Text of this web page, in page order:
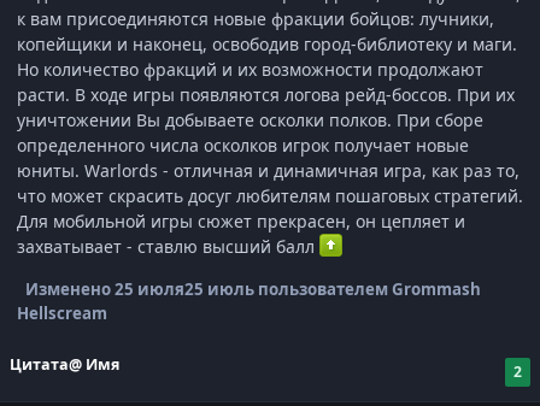
к вам присоединяются новые фракции бойцов: лучники,
копейщики и наконец, освободив город-библиотеку и маги.
Но количество фракций и их возможности продолжают
расти. В ходе игры появляются логова рейд-боссов. При их
уничтожении Вы добываете осколки полков. При сборе
определенного числа осколков игрок получает новые
юниты. Warlords - отличная и динамичная игра, как раз то,
что может скрасить досуг любителям пошаговых стратегий.
Для мобильной игры сюжет прекрасен, он цепляет и
захватывает - ставлю высший балл
Изменено25 июля25 июльпользователем Grommash
Hellscream
Цитата@ Имя 2